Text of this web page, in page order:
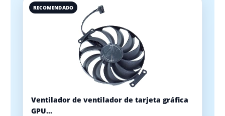
RECOMENDADO
Ventilador de ventilador de tarjeta gráfica
GPU...